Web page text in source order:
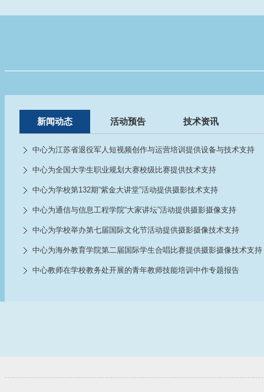
新闻动态 活动预告 技术资讯
中心为江苏省退役军人短视频创作与运营培训提供设备与技术支持
中心为全国大学生职业规划大赛校级比赛提供技术支持
中心为学校第132期“紫金大讲堂”活动提供摄影技术支持
中心为通信与信息工程学院“大家讲坛”活动提供摄影摄像支持
中心为学校举办第七届国际文化节活动提供摄影摄像技术支持
中心为海外教育学院第二届国际学生合唱比赛提供摄影摄像技术支持
中心教师在学校教务处开展的青年教师技能培训中作专题报告